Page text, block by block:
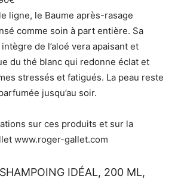
ligne, le Baume après-rasage
comme soin à part entière. Sa
de l’aloé vera apaisant et
du thé blanc qui redonne éclat et
stressés et fatigués. La peau reste
jusqu’au soir.
sur ces produits et sur la
www.roger-gallet.com
IDÉAL, 200 ML,